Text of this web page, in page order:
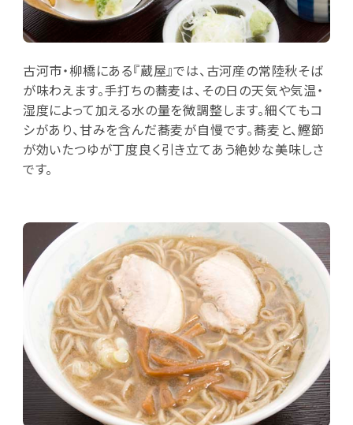
古河市・柳橋にある『蔵屋』では、古河産の常陸秋そば
が味わえます。手打ちの蕎麦は、その日の天気や気温・
湿度によって加える水の量を微調整します。細くてもコ
シがあり、甘みを含んだ蕎麦が自慢です。蕎麦と、鰹節
が効いたつゆが丁度良く引き立てあう絶妙な美味しさ
です。